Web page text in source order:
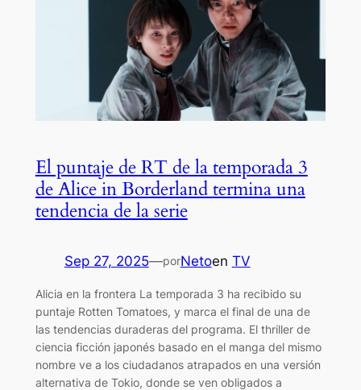
El puntaje de RT de la temporada 3
de Alice in Borderland termina una
tendencia de la serie
Sep 27, 2025—porNetoen TV
Alicia en la frontera La temporada 3 ha recibido su
puntaje Rotten Tomatoes, y marca el final de una de
las tendencias duraderas del programa. El thriller de
ciencia ficción japonés basado en el manga del mismo
nombre ve a los ciudadanos atrapados en una versión
alternativa de Tokio, donde se ven obligados a